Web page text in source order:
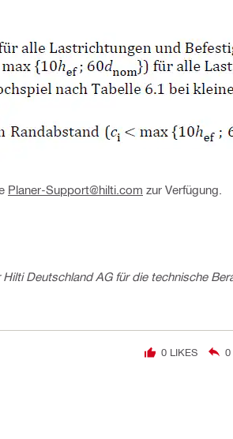
Planer-Support@hilti.com zur Verfügung.
Deutschland AG für die technische
0LIKES 0